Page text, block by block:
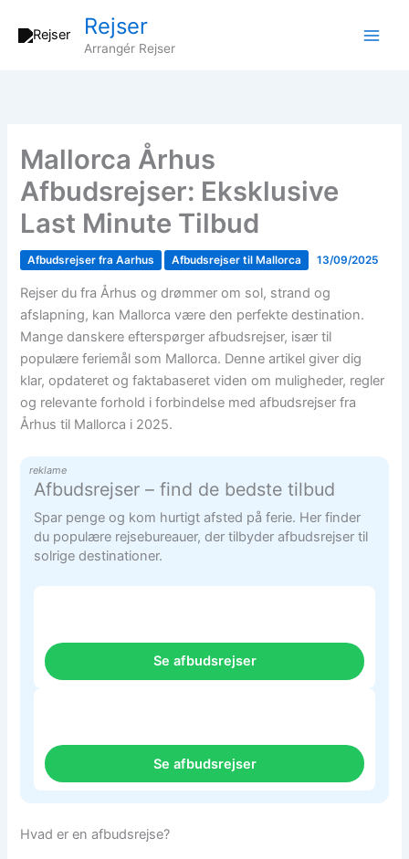
Rejser
Arrangér Rejser
Mallorca Århus
Afbudsrejser: Eksklusive
Last Minute Tilbud
Afbudsrejser fra Aarhus Afbudsrejser til Mallorca 13/09/2025
Rejser du fra Århus og drømmer om sol, strand og
afslapning, kan Mallorca være den perfekte destination.
Mange danskere efterspørger afbudsrejser, især til
populære feriemål som Mallorca. Denne artikel giver dig
klar, opdateret og faktabaseret viden om muligheder, regler
og relevante forhold i forbindelse med afbudsrejser fra
Århus til Mallorca i 2025.
reklame
Afbudsrejser – find de bedste tilbud
Spar penge og kom hurtigt afsted på ferie. Her finder
du populære rejsebureauer, der tilbyder afbudsrejser til
solrige destinationer.
Se afbudsrejser
Se afbudsrejser
Hvad er en afbudsrejse?